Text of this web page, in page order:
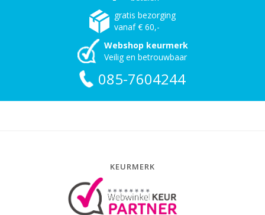
gratis bezorging
vanaf € 60,-
Webshop keurmerk
Veilig en betrouwbaar
085-7604244
KEURMERK